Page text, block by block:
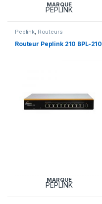
MARQUE
PEPLINK
Peplink Routeurs
Routeur Peplink 210 BPL-210
MARQUE
PEPLINK